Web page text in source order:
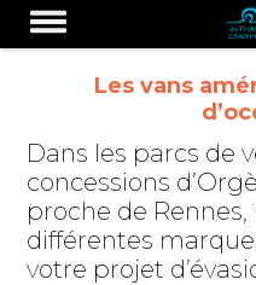
Les vans
Dans les parcs de
concessions
proche de Rennes,
différentes
votre projet